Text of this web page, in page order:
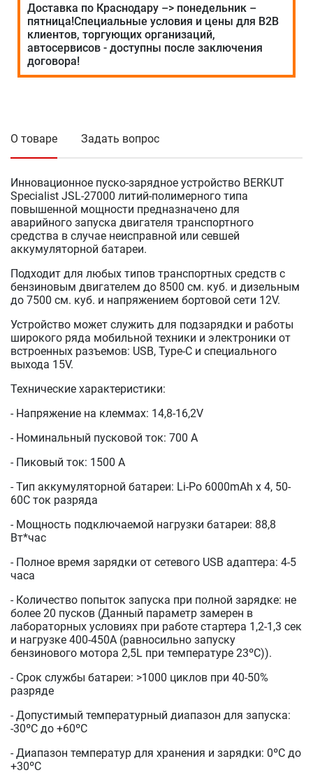
Доставка по Краснодару –> понедельник –
пятница!Специальные условия и цены для В2В
клиентов, торгующих организаций,
автосервисов - доступны после заключения
договора!
О товаре Задать вопрос
Инновационное пуско-зарядное устройство BERKUT
Specialist JSL-27000 литий-полимерного типа
повышенной мощности предназначено для
аварийного запуска двигателя транспортного
средства в случае неисправной или севшей
аккумуляторной батареи.
Подходит для любых типов транспортных средств с
бензиновым двигателем до 8500 см. куб. и дизельным
до 7500 см. куб. и напряжением бортовой сети 12V.
Устройство может служить для подзарядки и работы
широкого ряда мобильной техники и электроники от
встроенных разъемов: USB, Type-C и специального
выхода 15V.
Технические характеристики:
- Напряжение на клеммах: 14,8-16,2V
- Номинальный пусковой ток: 700 A
- Пиковый ток: 1500 А
- Тип аккумуляторной батареи: Li-Po 6000mAh x 4, 50-
60С ток разряда
- Мощность подключаемой нагрузки батареи: 88,8
Вт*час
- Полное время зарядки от сетевого USB адаптера: 4-5
часа
- Количество попыток запуска при полной зарядке: не
более 20 пусков (Данный параметр замерен в
лабораторных условиях при работе стартера 1,2-1,3 сек
и нагрузке 400-450A (равносильно запуску
бензинового мотора 2,5L при температуре 23ºС)).
- Срок службы батареи: >1000 циклов при 40-50%
разряде
- Допустимый температурный диапазон для запуска:
-30ºС до +60ºС
- Диапазон температур для хранения и зарядки: 0ºС до
+30ºС